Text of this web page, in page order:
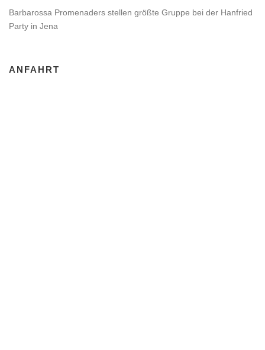
Barbarossa Promenaders stellen größte Gruppe bei der Hanfried
Party in Jena
ANFAHRT